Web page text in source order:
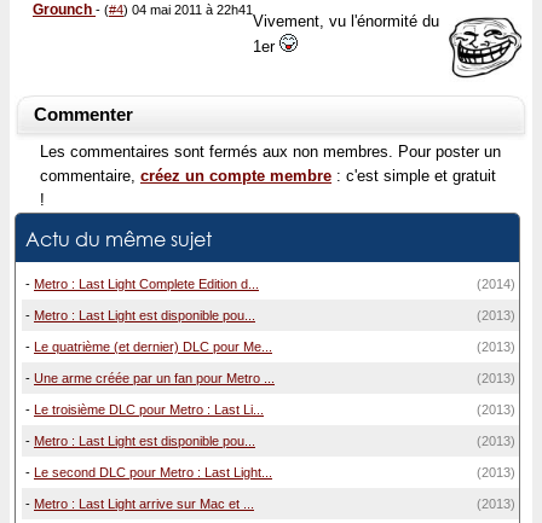
Grounch - (#4) 04 mai 2011 à 22h41
Vivement, vu l'énormité du
1er
Commenter
Les commentaires sont fermés aux non membres. Pour poster un
commentaire, créez un compte membre : c'est simple et gratuit
!
Actu du même sujet
- Metro : Last Light Complete Edition d... (2014)
- Metro : Last Light est disponible pou... (2013)
- Le quatrième (et dernier) DLC pour Me... (2013)
- Une arme créée par un fan pour Metro ... (2013)
- Le troisième DLC pour Metro : Last Li... (2013)
- Metro : Last Light est disponible pou... (2013)
- Le second DLC pour Metro : Last Light... (2013)
- Metro : Last Light arrive sur Mac et ... (2013)